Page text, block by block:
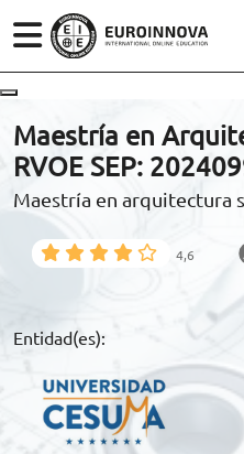
ESTUDIOS
CONOCE EUROINNOVA
BECAS Y FINANCIACIÓN
RECURSOS EDUCATIVOS
ARTÍCULOS
(+34)958 050 200(gratuito
900 831 200
TRABAJA CON NOSOTROS
Maestría en
RVOE SEP:
Maestría en arquitectura
4,6
Entidad(es):